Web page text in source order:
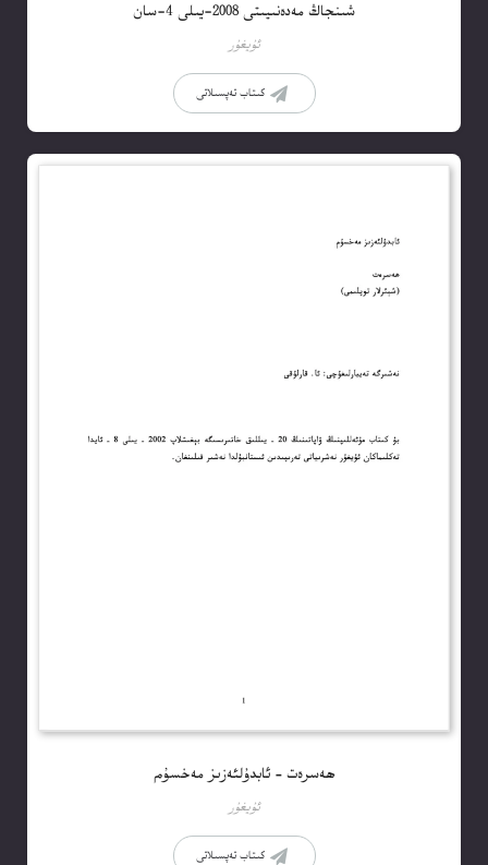
شىنجاڭ مەدەنىيىتى 2008-يىلى 4-سان
ئۇيغۇر
كىتاب تەپسىلاتى
ھەسرەت – ئابدۇلئەزىز مەخسۇم
ئۇيغۇر
كىتاب تەپسىلاتى